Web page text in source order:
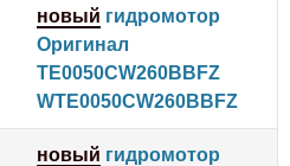
новый гидромотор
Оригинал
TE0050CW260BBFZ
WTE0050CW260BBFZ
новый гидромотор